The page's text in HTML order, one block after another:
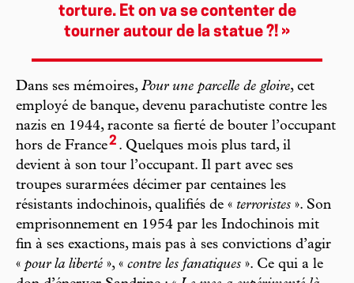
torture. Et on va se contenter de
tourner autour de la statue ?! »
Dans ses mémoires, Pour une parcelle de gloire, cet
employé de banque, devenu parachutiste contre les
nazis en 1944, raconte sa fierté de bouter l’occupant
hors de France2 . Quelques mois plus tard, il
devient à son tour l’occupant. Il part avec ses
troupes surarmées décimer par centaines les
résistants indochinois, qualifiés de « terroristes ». Son
emprisonnement en 1954 par les Indochinois mit
fin à ses exactions, mais pas à ses convictions d’agir
« pour la liberté », « contre les fanatiques ». Ce qui a le